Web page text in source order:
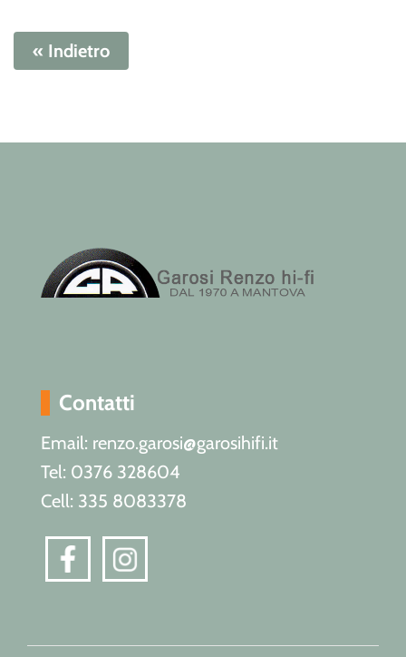
« Indietro
Contatti
Email: renzo.garosi@garosihifi.it
Tel: 0376 328604
Cell: 335 8083378